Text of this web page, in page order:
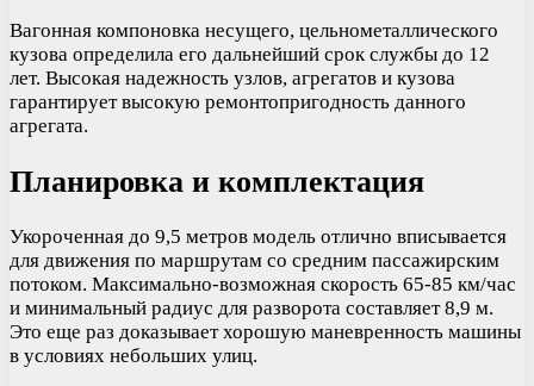
Вагонная компоновка несущего, цельнометаллического
кузова определила его дальнейший срок службы до 12
лет. Высокая надежность узлов, агрегатов и кузова
гарантирует высокую ремонтопригодность данного
агрегата.
Планировка и комплектация
Укороченная до 9,5 метров модель отлично вписывается
для движения по маршрутам со средним пассажирским
потоком. Максимально-возможная скорость 65-85 км/час
и минимальный радиус для разворота составляет 8,9 м.
Это еще раз доказывает хорошую маневренность машины
в условиях небольших улиц.